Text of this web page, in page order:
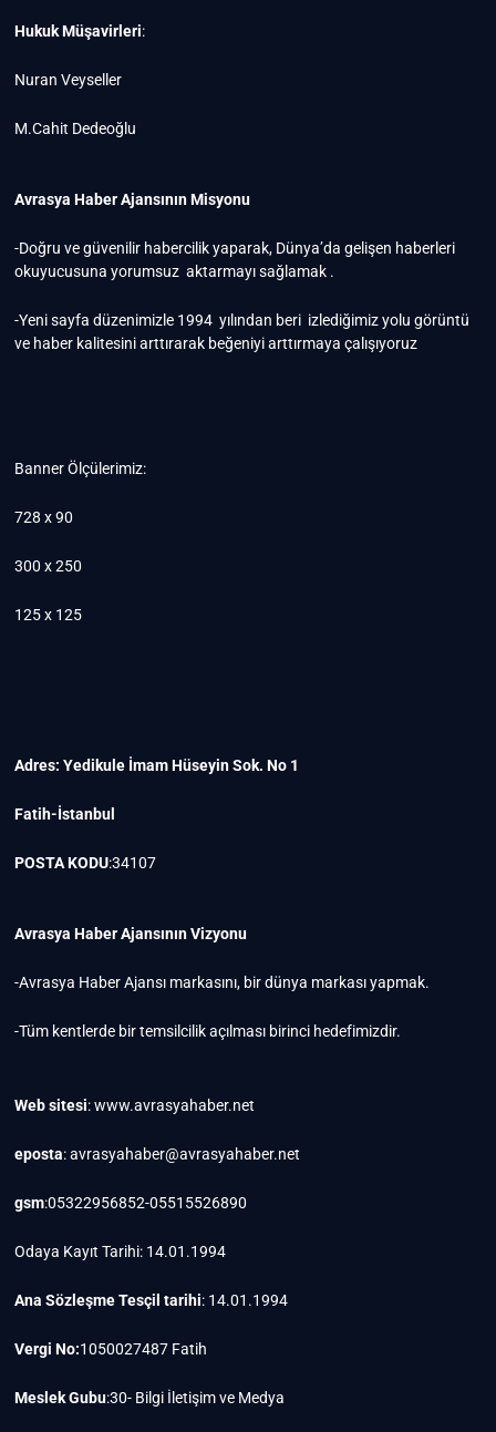
Hukuk Müşavirleri:
Nuran Veyseller
M.Cahit Dedeoğlu
Avrasya Haber Ajansının Misyonu
-Doğru ve güvenilir habercilik yaparak, Dünya’da gelişen haberleri
okuyucusuna yorumsuz aktarmayı sağlamak .
-Yeni sayfa düzenimizle 1994 yılından beri izlediğimiz yolu görüntü
ve haber kalitesini arttırarak beğeniyi arttırmaya çalışıyoruz
Banner Ölçülerimiz:
728 x 90
300 x 250
125 x 125
Adres: Yedikule İmam Hüseyin Sok. No 1
Fatih-İstanbul
POSTA KODU:34107
Avrasya Haber Ajansının Vizyonu
-Avrasya Haber Ajansı markasını, bir dünya markası yapmak.
-Tüm kentlerde bir temsilcilik açılması birinci hedefimizdir.
Web sitesi: www.avrasyahaber.net
eposta: avrasyahaber@avrasyahaber.net
gsm:05322956852-05515526890
Odaya Kayıt Tarihi: 14.01.1994
Ana Sözleşme Tesçil tarihi: 14.01.1994
Vergi No:1050027487 Fatih
Meslek Gubu:30- Bilgi İletişim ve Medya